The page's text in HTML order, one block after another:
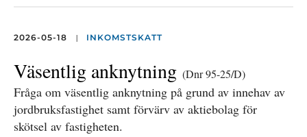
2026-05-18 | INKOMSTSKATT
Väsentlig anknytning (Dnr 95-25/D)
Fråga om väsentlig anknytning på grund av innehav av
jordbruksfastighet samt förvärv av aktiebolag för
skötsel av fastigheten.